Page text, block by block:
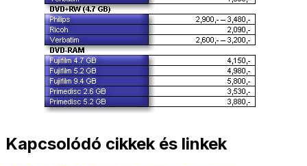
Kapcsolódó cikkek és linkek